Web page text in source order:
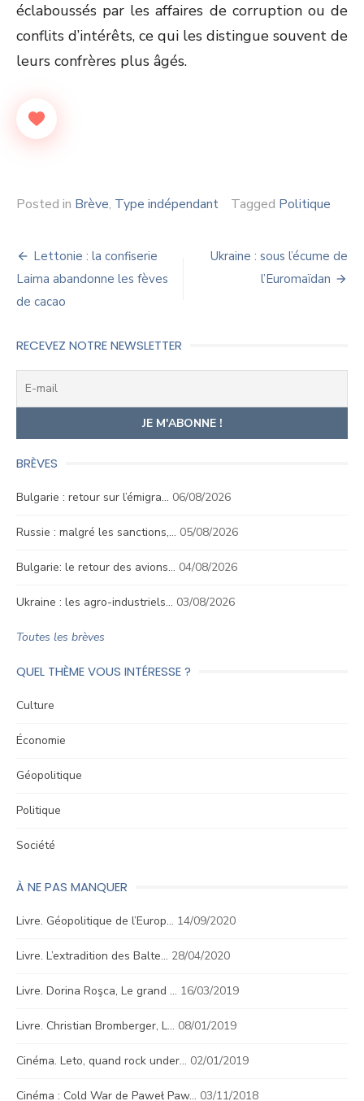
éclaboussés par les affaires de corruption ou de
conflits d’intérêts, ce qui les distingue souvent de
leurs confrères plus âgés.
Posted in Brève, Type indépendant Tagged Politique
Navigation
de
l’article
Lettonie : la confiserie
Laima abandonne les fèves
de cacao
Ukraine : sous l’écume de
l’Euromaïdan
RECEVEZ NOTRE NEWSLETTER
BRÈVES
Bulgarie : retour sur l’émigra… 06/08/2026
Russie : malgré les sanctions,… 05/08/2026
Bulgarie: le retour des avions… 04/08/2026
Ukraine : les agro-industriels… 03/08/2026
Toutes les brèves
QUEL THÈME VOUS INTÉRESSE ?
Culture
Économie
Géopolitique
Politique
Société
À NE PAS MANQUER
Livre. Géopolitique de l’Europ… 14/09/2020
Livre. L’extradition des Balte… 28/04/2020
Livre. Dorina Roşca, Le grand … 16/03/2019
Livre. Christian Bromberger, L… 08/01/2019
Cinéma. Leto, quand rock under… 02/01/2019
Cinéma : Cold War de Paweł Paw… 03/11/2018